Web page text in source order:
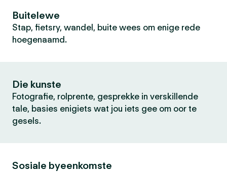
Buitelewe
Stap, fietsry, wandel, buite wees om enige rede
hoegenaamd.
Die kunste
Fotografie, rolprente, gesprekke in verskillende
tale, basies enigiets wat jou iets gee om oor te
gesels.
Sosiale byeenkomste